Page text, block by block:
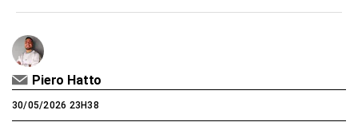
Piero Hatto
30/05/2026 23H38